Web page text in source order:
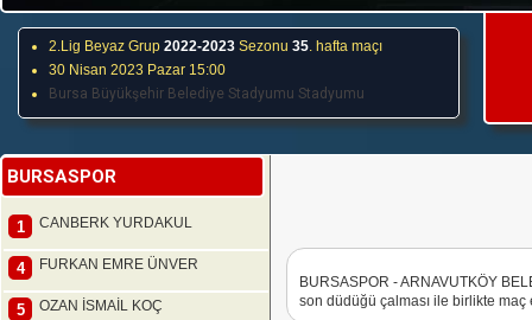
2.Lig Beyaz Grup 2022-2023 Sezonu 35. hafta maçı
30 Nisan 2023 Pazar 15:00
Bursa Büyükşehir Belediye Stadyumu Stadyumu
BURSASPOR
1 CANBERK YURDAKUL
4 FURKAN EMRE ÜNVER
5 OZAN İSMAİL KOÇ
BURSASPOR - ARNAVUTKÖY
son düdüğü çalması ile birlikte maç